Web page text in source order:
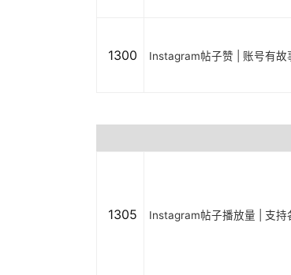
1300 Instagram帖子赞 | 账号有
1305 Instagram帖子播放量 | 支